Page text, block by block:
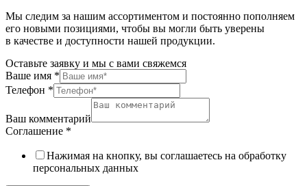
Мы следим за нашим ассортиментом и постоянно пополняем
его новыми позициями, чтобы вы могли быть уверены
в качестве и доступности нашей продукции.
Оставьте заявку и мы с вами свяжемся
Ваше имя *
Телефон *
Ваш комментарий
Соглашение *
Нажимая на кнопку, вы соглашаетесь на обработку
персональных данных